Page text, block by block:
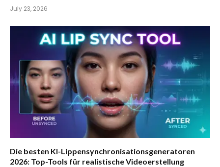
July 23, 2026
Die besten KI-Lippensynchronisationsgeneratoren
2026: Top-Tools für realistische Videoerstellung